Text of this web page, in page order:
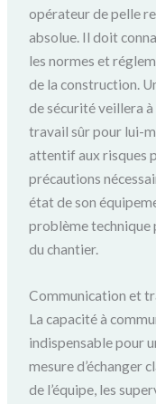
opérateur de pelle
absolue. Il doit
les normes et
de la construction.
de sécurité veillera
travail sûr pour lui-
attentif aux risques
précautions
état de son
problème
du chantier.
Communication et
La capacité à
indispensable pour
mesure d’échanger
de l’équipe, les